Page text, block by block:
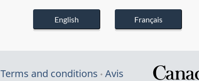
English Français
Terms and conditions Avis